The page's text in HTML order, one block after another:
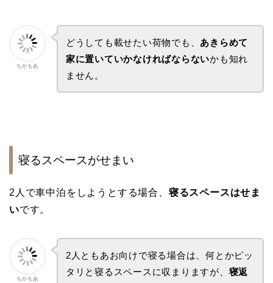
ちかもあ
どうしても載せたい荷物でも、 あきらめて
家に置いていかなければならないかも知れ
ません。
寝るスペースがせまい
2人で車中泊をしようとする場合、 寝るスペースはせま
いです。
ちかもあ
2人ともあお向けで寝る場合は、何とかピッ
タリと寝るスペースに収まりますが、 寝返